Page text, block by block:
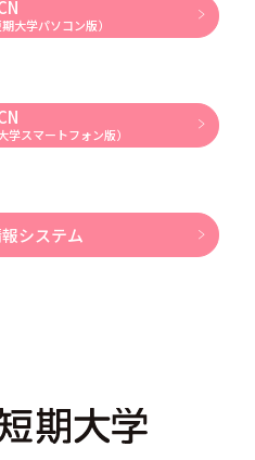
大学パソコン版）
学スマートフォン版）
システム